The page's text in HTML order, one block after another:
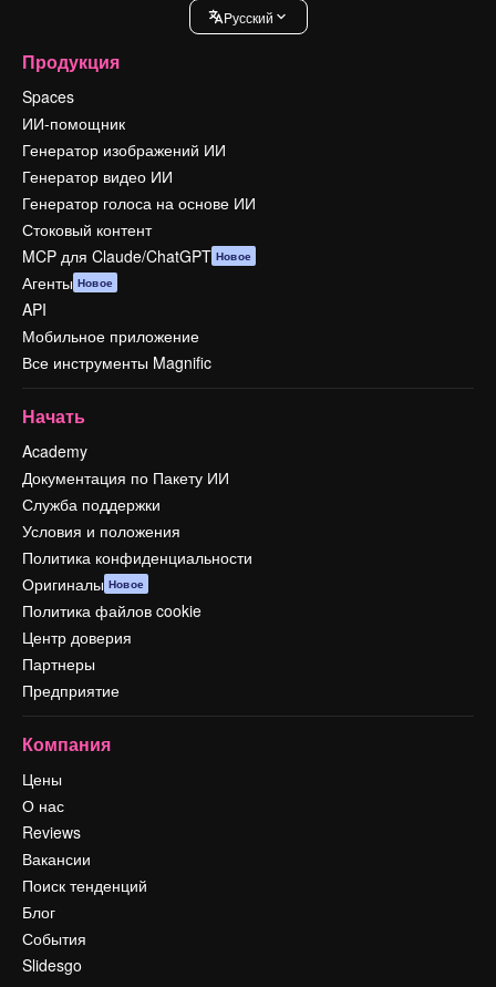
Pусский
Продукция
Spaces
ИИ-помощник
Генератор изображений ИИ
Генератор видео ИИ
Генератор голоса на основе ИИ
Стоковый контент
MCP для Claude/ChatGPT Новое
Агенты Новое
API
Мобильное приложение
Все инструменты Magnific
Начать
Academy
Документация по Пакету ИИ
Служба поддержки
Условия и положения
Политика конфиденциальности
Оригиналы Новое
Политика файлов cookie
Центр доверия
Партнеры
Предприятие
Компания
Цены
О нас
Reviews
Вакансии
Поиск тенденций
Блог
События
Slidesgo